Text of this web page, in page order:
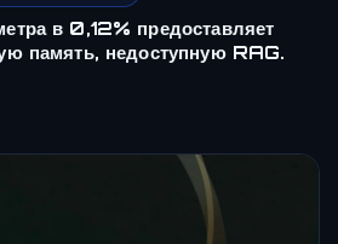
в 0,12% предоставляет
память, недоступную RAG.